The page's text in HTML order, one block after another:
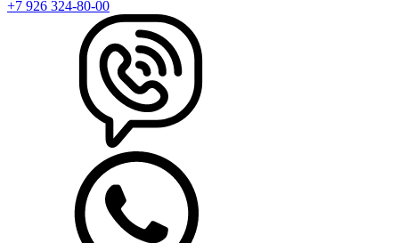
+7 926 324-80-00